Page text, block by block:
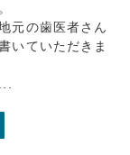
元の歯医者さん
いていただきま